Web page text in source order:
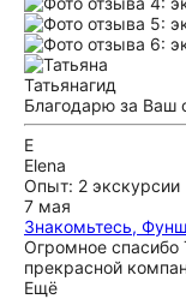
Татьянагид
Благодарю за Ваш
E
Elena
Опыт: 2 экскурсии
7 мая
Знакомьтесь,
Огромное спасибо
прекрасной
Ещё